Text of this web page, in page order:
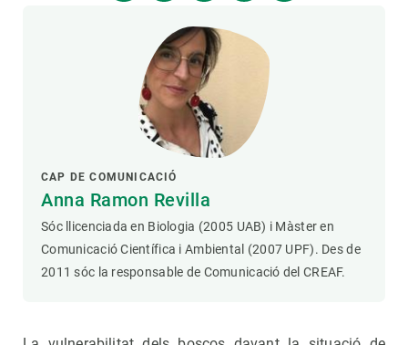
CAP DE COMUNICACIÓ
Anna Ramon Revilla
Sóc llicenciada en Biologia (2005 UAB) i Màster en
Comunicació Científica i Ambiental (2007 UPF). Des de
2011 sóc la responsable de Comunicació del CREAF.